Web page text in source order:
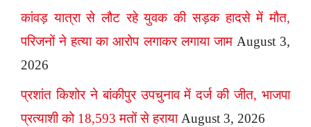
कांवड़ यात्रा से लौट रहे युवक की सड़क हादसे में मौत,
परिजनों ने हत्या का आरोप लगाकर लगाया जाम August 3,
2026
प्रशांत किशोर ने बांकीपुर उपचुनाव में दर्ज की जीत, भाजपा
प्रत्याशी को 18,593 मतों से हराया August 3, 2026